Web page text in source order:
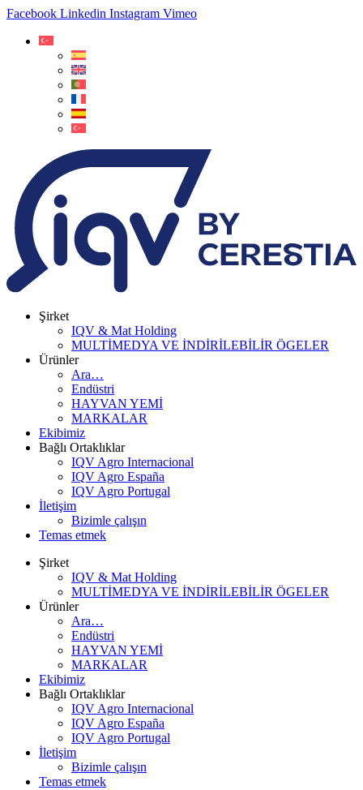
Facebook Linkedin Instagram Vimeo
Şirket
IQV & Mat Holding
MULTİMEDYA VE İNDİRİLEBİLİR ÖGELER
Ürünler
Ara…
Endüstri
HAYVAN YEMİ
MARKALAR
Ekibimiz
Bağlı Ortaklıklar
IQV Agro Internacional
IQV Agro España
IQV Agro Portugal
İletişim
Bizimle çalışın
Temas etmek
Şirket
IQV & Mat Holding
MULTİMEDYA VE İNDİRİLEBİLİR ÖGELER
Ürünler
Ara…
Endüstri
HAYVAN YEMİ
MARKALAR
Ekibimiz
Bağlı Ortaklıklar
IQV Agro Internacional
IQV Agro España
IQV Agro Portugal
İletişim
Bizimle çalışın
Temas etmek